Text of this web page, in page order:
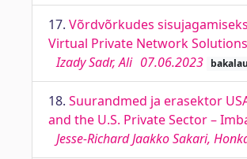
17. Võrdvõrkudes
Virtual Private Network
Izady Sadr, Ali 07.06.2023
18. Suurandmed ja erasektor
and the U.S. Private Sector –
Jesse-Richard Jaakko Sakari,